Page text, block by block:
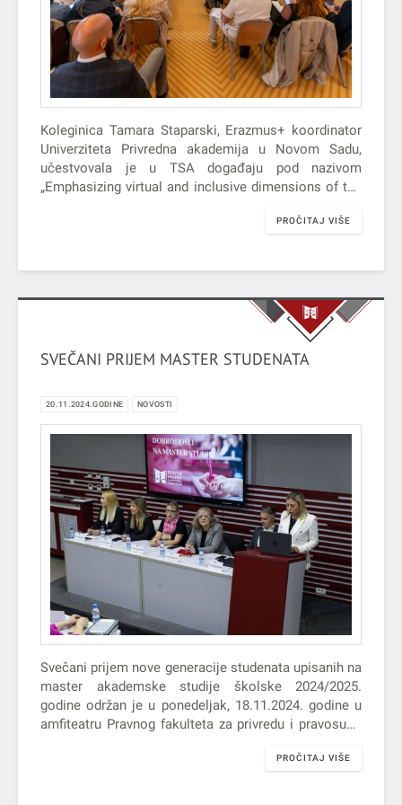
Koleginica Tamara Staparski, Erazmus+ koordinator
Univerziteta Privredna akademija u Novom Sadu,
učestvovala je u TSA događaju pod nazivom
„Emphasizing virtual and inclusive dimensions of the
Zagrebu u periodu 29.10.2024 - 30.10.2024. godine.
PROČITAJ VIŠE
SVEČANI PRIJEM MASTER STUDENATA
20.11.2024.GODINE NOVOSTI
Svečani prijem nove generacije studenata upisanih na
master akademske studije školske 2024/2025.
godine održan je u ponedeljak, 18.11.2024. godine u
amfiteatru Pravnog fakulteta za privredu i pravosuđe
PROČITAJ VIŠE